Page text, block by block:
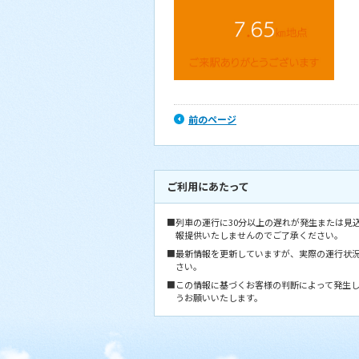
前のページ
ご利用にあたって
■列車の運行に30分以上の遅れが発生または見
報提供いたしませんのでご了承ください。
■最新情報を更新していますが、実際の運行状
さい。
■この情報に基づくお客様の判断によって発生
うお願いいたします。